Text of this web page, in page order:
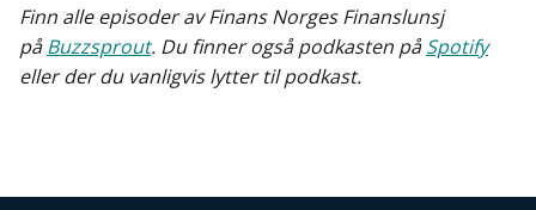
Finn alle episoder av Finans Norges Finanslunsj
påBuzzsprout. Du finner også podkasten påSpotify
eller der du vanligvis lytter til podkast.